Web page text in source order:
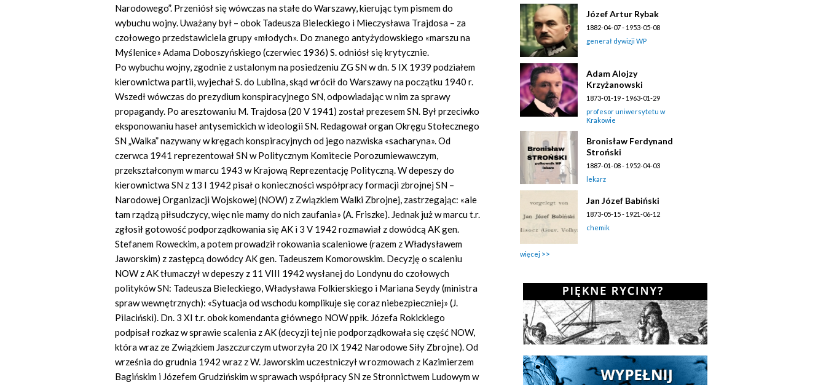
Narodowego”. Przeniósł się wówczas na stałe do Warszawy, kierując tym pismem do
wybuchu wojny. Uważany był – obok Tadeusza Bieleckiego i Mieczysława Trajdosa – za
czołowego przedstawiciela grupy «młodych». Do znanego antyżydowskiego «marszu na
Myślenice» Adama Doboszyńskiego (czerwiec 1936) S. odniósł się krytycznie.
Po wybuchu wojny, zgodnie z ustalonym na posiedzeniu ZG SN w dn. 5 IX 1939 podziałem
kierownictwa partii, wyjechał S. do Lublina, skąd wrócił do Warszawy na początku 1940 r.
Wszedł wówczas do prezydium konspiracyjnego SN, odpowiadając w nim za sprawy
propagandy. Po aresztowaniu M. Trajdosa (20 V 1941) został prezesem SN. Był przeciwko
eksponowaniu haseł antysemickich w ideologii SN. Redagował organ Okręgu Stołecznego
SN „Walka” nazywany w kręgach konspiracyjnych od jego nazwiska «sacharyna». Od
czerwca 1941 reprezentował SN w Politycznym Komitecie Porozumiewawczym,
przekształconym w marcu 1943 w Krajową Reprezentację Polityczną. W depeszy do
kierownictwa SN z 13 I 1942 pisał o konieczności współpracy formacji zbrojnej SN –
Narodowej Organizacji Wojskowej (NOW) z Związkiem Walki Zbrojnej, zastrzegając: «ale
tam rządzą piłsudczycy, więc nie mamy do nich zaufania» (A. Friszke). Jednak już w marcu t.r.
zgłosił gotowość podporządkowania się AK i 3 V 1942 rozmawiał z dowódcą AK gen.
Stefanem Roweckim, a potem prowadził rokowania scaleniowe (razem z Władysławem
Jaworskim) z zastępcą dowódcy AK gen. Tadeuszem Komorowskim. Decyzję o scaleniu
NOW z AK tłumaczył w depeszy z 11 VIII 1942 wysłanej do Londynu do czołowych
polityków SN: Tadeusza Bieleckiego, Władysława Folkierskiego i Mariana Seydy (ministra
spraw wewnętrznych): «Sytuacja od wschodu komplikuje się coraz niebezpieczniej» (J.
Pilaciński). Dn. 3 XI t.r. obok komendanta głównego NOW ppłk. Józefa Rokickiego
podpisał rozkaz w sprawie scalenia z AK (decyzji tej nie podporządkowała się część NOW,
która wraz ze Związkiem Jaszczurczym utworzyła 20 IX 1942 Narodowe Siły Zbrojne). Od
września do grudnia 1942 wraz z W. Jaworskim uczestniczył w rozmowach z Kazimierzem
Bagińskim i Józefem Grudzińskim w sprawach współpracy SN ze Stronnictwem Ludowym w
Józef Artur Rybak
1882-04-07 - 1953-05-08
generał dywizji WP
Adam Alojzy
Krzyżanowski
1873-01-19 - 1963-01-29
profesor uniwersytetu w
Krakowie
Bronisław Ferdynand
Stroński
1887-01-08 - 1952-04-03
lekarz
Jan Józef Babiński
1873-05-15 - 1921-06-12
chemik
więcej